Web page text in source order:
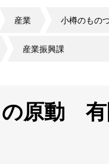
産業 小樽のもの
産業振興課
原動 有